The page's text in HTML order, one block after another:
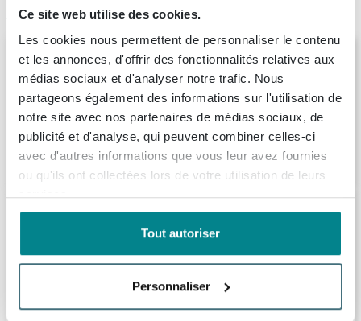
Ce site web utilise des cookies.
Les cookies nous permettent de personnaliser le contenu
et les annonces, d'offrir des fonctionnalités relatives aux
médias sociaux et d'analyser notre trafic. Nous
partageons également des informations sur l'utilisation de
notre site avec nos partenaires de médias sociaux, de
publicité et d'analyse, qui peuvent combiner celles-ci
avec d'autres informations que vous leur avez fournies
ou qu'ils ont collectées lors de votre utilisation de leurs
services.
Tout autoriser
Personnaliser
Articles similaires
BRAUER Inspire meuble sous-lavabo 60 2
tiroirs softclose - sans poignée - 1 découpe
pour siphon - chêne massif - chêne à
lamelles naturel
Livraison:8 - 9 semaines
1.314,-
Ink fineer meuble de lavabo 80x52x45cm 2
tiroirs sans poignée cadre tournant en bois
décor bois chocolat
Livraison:1 - 2 semaines
1.298,43